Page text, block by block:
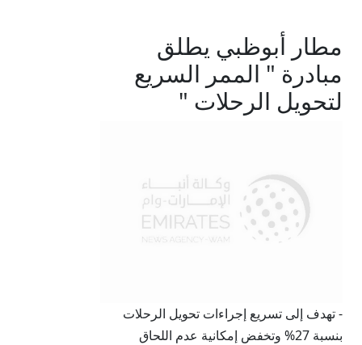
مطار أبوظبي يطلق
مبادرة " الممر السريع
لتحويل الرحلات "
- تهدف إلى تسريع إجراءات تحويل الرحلات
بنسبة 27% وتخفض إمكانية عدم اللحاق